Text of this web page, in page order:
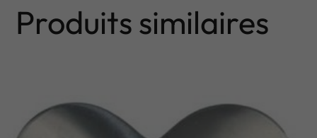
Produits similaires